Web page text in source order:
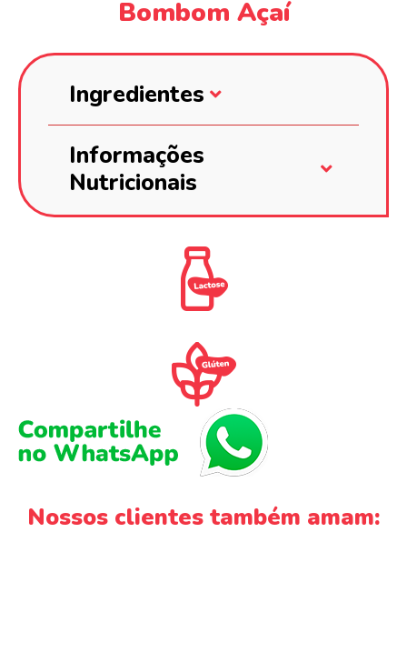
Bombom Açaí
Ingredientes
Informações
Nutricionais
Nossos clientes também amam: